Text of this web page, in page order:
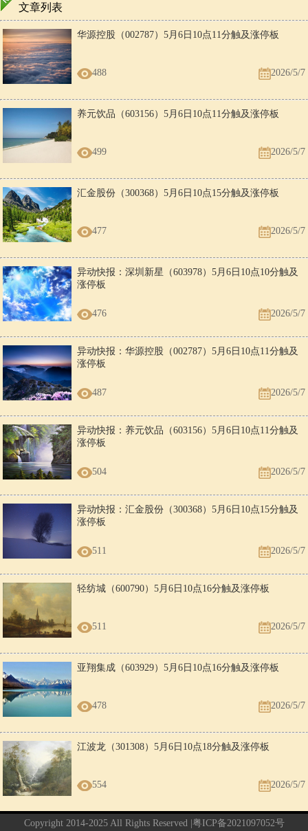
文章列表
华源控股（002787）5月6日10点11分触及涨停板
488 2026/5/7
养元饮品（603156）5月6日10点11分触及涨停板
499 2026/5/7
汇金股份（300368）5月6日10点15分触及涨停板
477 2026/5/7
异动快报：深圳新星（603978）5月6日10点10分触及
涨停板
476 2026/5/7
异动快报：华源控股（002787）5月6日10点11分触及
涨停板
487 2026/5/7
异动快报：养元饮品（603156）5月6日10点11分触及
涨停板
504 2026/5/7
异动快报：汇金股份（300368）5月6日10点15分触及
涨停板
511 2026/5/7
轻纺城（600790）5月6日10点16分触及涨停板
511 2026/5/7
亚翔集成（603929）5月6日10点16分触及涨停板
478 2026/5/7
江波龙（301308）5月6日10点18分触及涨停板
554 2026/5/7
Copyright 2014-2025 All Rights Reserved | 粤ICP备2021097052号